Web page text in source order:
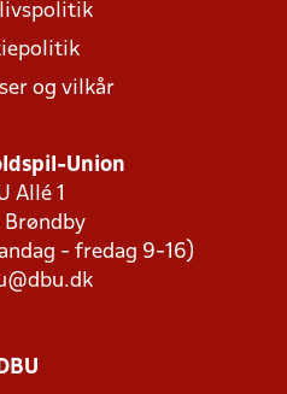
og vilkår
Union
Allé 1
- fredag 9-16)
DBU